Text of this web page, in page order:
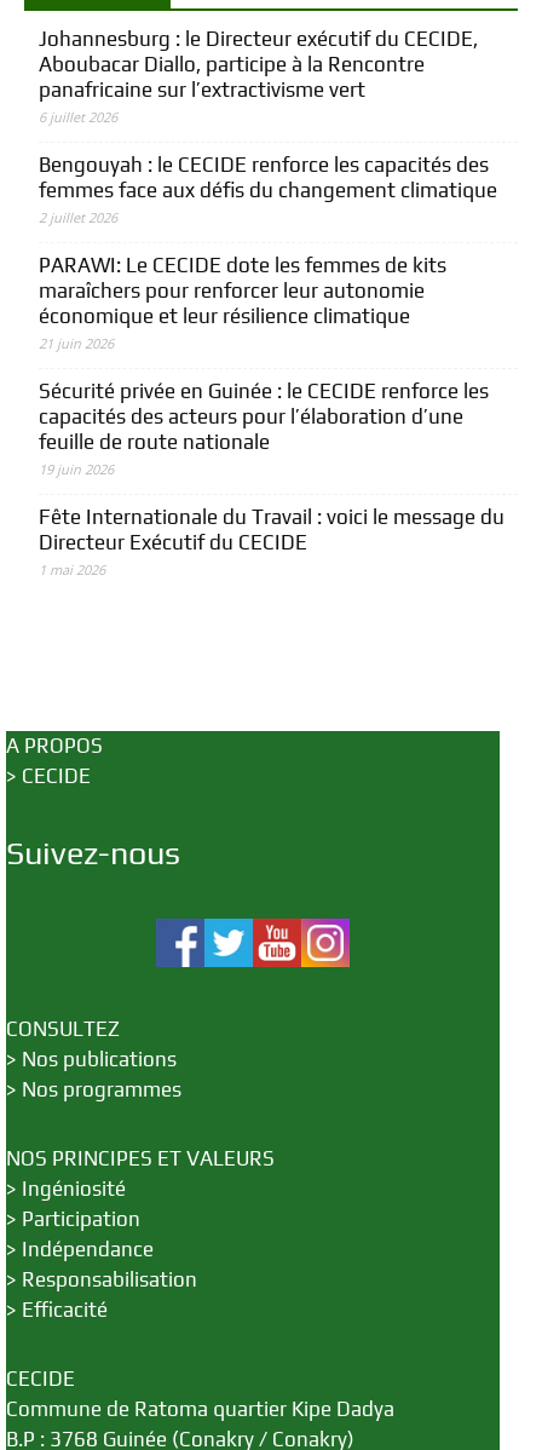
Johannesburg : le Directeur exécutif du CECIDE,
Aboubacar Diallo, participe à la Rencontre
panafricaine sur l’extractivisme vert
6 juillet 2026
Bengouyah : le CECIDE renforce les capacités des
femmes face aux défis du changement climatique
2 juillet 2026
PARAWI: Le CECIDE dote les femmes de kits
maraîchers pour renforcer leur autonomie
économique et leur résilience climatique
21 juin 2026
Sécurité privée en Guinée : le CECIDE renforce les
capacités des acteurs pour l’élaboration d’une
feuille de route nationale
19 juin 2026
Fête Internationale du Travail : voici le message du
Directeur Exécutif du CECIDE
1 mai 2026
A PROPOS
> CECIDE
Suivez-nous
CONSULTEZ
> Nos publications
> Nos programmes
NOS PRINCIPES ET VALEURS
> Ingéniosité
> Participation
> Indépendance
> Responsabilisation
> Efficacité
CECIDE
Commune de Ratoma quartier Kipe Dadya
B.P : 3768 Guinée (Conakry / Conakry)